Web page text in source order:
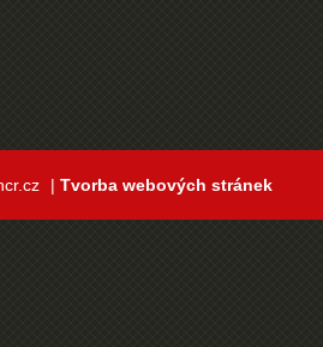
| Tvorba webových stránek